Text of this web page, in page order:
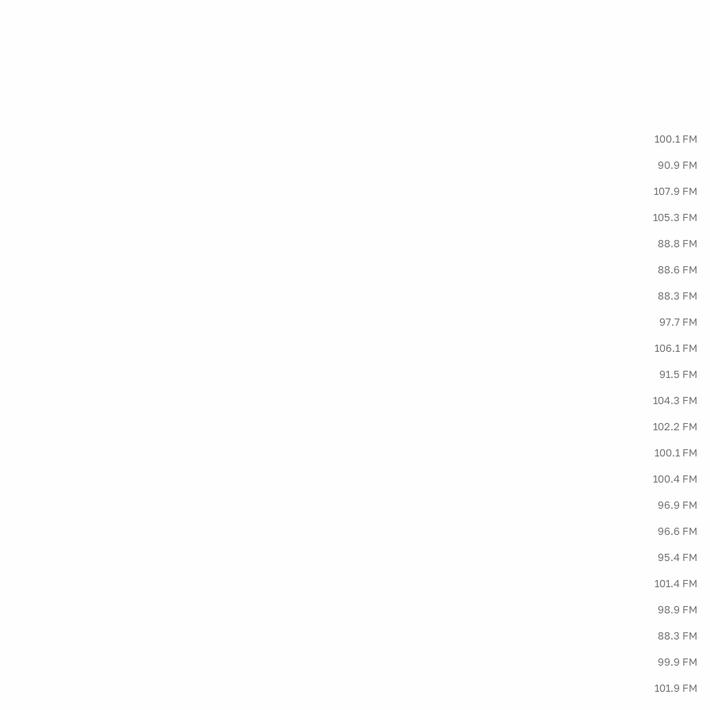
100.1 FM
90.9 FM
107.9 FM
105.3 FM
88.8 FM
88.6 FM
88.3 FM
97.7 FM
106.1 FM
91.5 FM
104.3 FM
102.2 FM
100.1 FM
100.4 FM
96.9 FM
96.6 FM
95.4 FM
101.4 FM
98.9 FM
88.3 FM
99.9 FM
101.9 FM